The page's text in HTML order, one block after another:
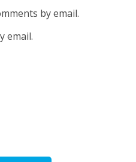
by email.
email.